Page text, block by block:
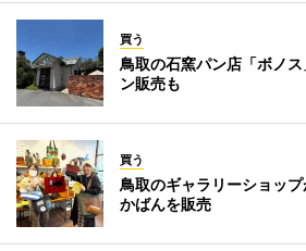
買う
鳥取の石窯パン店「ボノ
ン販売も
買う
鳥取のギャラリーショッ
かばんを販売